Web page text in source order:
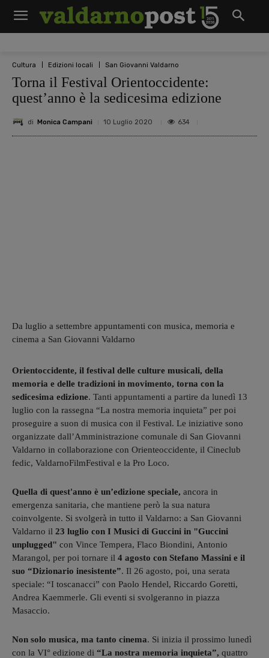
Cultura Edizioni locali San Giovanni Valdarno
Torna il Festival Orientoccidente:
quest’anno è la sedicesima edizione
di Monica Campani 10 Luglio 2020 634
Da luglio a settembre appuntamenti con musica, memoria e
cinema a San Giovanni Valdarno
Orientoccidente, il festival delle culture musicali, della
memoria e delle tradizioni in movimento, torna con la
sedicesima edizione. Tanti appuntamenti a partire da lunedì 13
luglio con la rassegna “La nostra memoria inquieta” per poi
proseguire a suon di musica con il Festival. Le iniziative sono
organizzate dall’Amministrazione comunale di San Giovanni
Valdarno in collaborazione con Orienteoccidente, il Cineclub
fedic, ValdarnoFilmFestival e la Pro Loco.
Quella di quest'anno è un’edizione speciale, ancora in
emergenza sanitaria, che mantiene però la sua natura
coinvolgente. Si svolgerà in tutto il Valdarno: a San Giovanni
Valdarno il 23 luglio con I Musici di Guccini in "Guccini
unplugged" con Vince Tempera, Flaco Biondini, Antonio
Marangol, per poi tornare il 4 agosto con Stefano Massini e il
suo “Dizionario inesistente”. Il 26 agosto, poi, una serata
speciale: “I toscanacci” con Paolo Hendel, Riccardo Goretti,
Andrea Kaemmerle. Gli eventi si svolgeranno in piazza
Masaccio.
Non solo musica, ma tanto cinema. Si inizia il prossimo lunedì
con la VI° edizione di “La nostra memoria inquieta”, quattro